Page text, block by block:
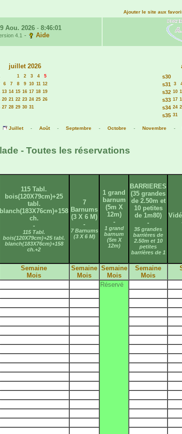
Ajouter le site aux
Aou. 2026- 8:46:01
4.1- Aide
juillet 2026
1 2 3 4 5
6 7 8 9 10 11 12
13 14 15 16 17 18 19
20 21 22 23 24 25 26
27 28 29 30 31
s30
s31 3
s32 10
s33 17
s34 24
s35 31
Juillet- Août- Septembre- Octobre- Novembre-
- Toutes les réservations
115 Tabl.
bois(120X79cm)+25
tabl.
blanch(183X76cm)+158
ch.
-
115 Tabl.
bois(120X79cm)+25 tabl.
blanch(183X76cm)+158
ch.+2
7
Barnums
(3 X 6 M)
-
7 Barnums
(3 X 6 M)
1 grand
barnum
(5m X
12m)
-
1 grand
barnum
(5m X
12m)
BARRIERES
(35 grandes
de 2.50m et
10 petites
de 1m80)
-
35 grandes
barrières de
2.50m et 10
petites
barrières de 1
Semaine
Mois
Semaine
Mois
Semaine
Mois
Semaine
Mois
Réservé